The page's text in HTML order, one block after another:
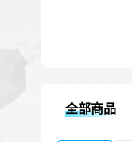
全部商品